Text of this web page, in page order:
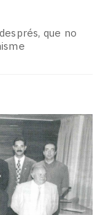
que no